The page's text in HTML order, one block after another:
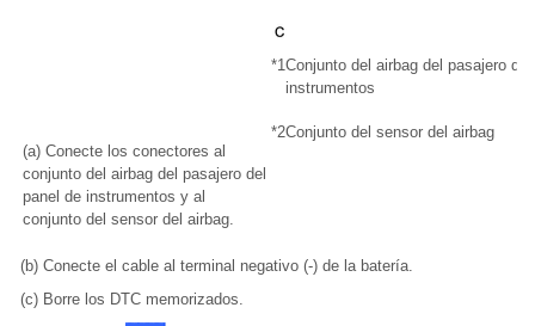
(a) Conecte los conectores al
conjunto del airbag del pasajero del
panel de instrumentos y al
conjunto del sensor del airbag.
*1 Conjunto del airbag del pasajero
instrumentos
*2Conjunto del sensor del airbag
(b) Conecte el cable al terminal negativo (-) de la batería.
(c) Borre los DTC memorizados.